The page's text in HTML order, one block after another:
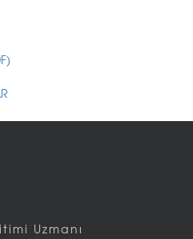
Uzmanı